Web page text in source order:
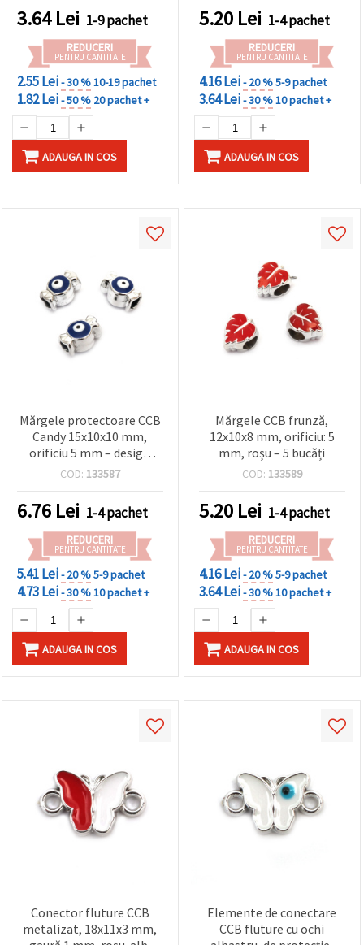
3.64Lei 1-9 pachet
REDUCERI
PENTRU CANTITATE
2.55 Lei- 30 %10-19 pachet
1.82 Lei- 50 % 20 pachet +
ADAUGA IN COS
handmade, brățări și
coliere
5.20 Lei 1-4 pachet
REDUCERI
PENTRU CANTITATE
4.16 Lei- 20 %5-9 pachet
3.64 Lei- 30 %10 pachet +
ADAUGA IN COS
Mărgele protectoare CCB
Candy 15x10x10 mm,
orificiu 5 mm – design
Ochi Albastru, 5 buc.
handmade unice
COD: 133587
6.76 Lei 1-4 pachet
REDUCERI
PENTRU CANTITATE
5.41 Lei- 20 %5-9 pachet
4.73 Lei- 30 %10 pachet +
ADAUGA IN COS
Mărgele CCB frunză,
12x10x8 mm, orificiu: 5
mm, roșu – 5 bucăți
COD: 133589
5.20 Lei 1-4 pachet
REDUCERI
PENTRU CANTITATE
4.16 Lei- 20 %5-9 pachet
3.64 Lei- 30 %10 pachet +
ADAUGA IN COS
Conector fluture CCB
metalizat, 18x11x3 mm,
Elemente de conectare
CCB fluture cu ochi